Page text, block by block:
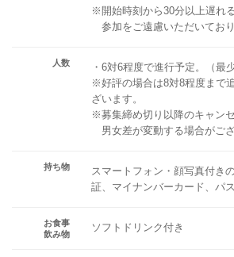
※開始時刻から30分以上遅れ
参加をご遠慮いただいており
人数
・6対6程度で進行予定。（最
※好評の場合は8対8程度まで
ざいます。
※募集締め切り以降のキャン
男女差が変動する場合がござ
持ち物
スマートフォン・顔写真付き
証、マイナンバーカード、パ
お食事
飲み物
ソフトドリンク付き